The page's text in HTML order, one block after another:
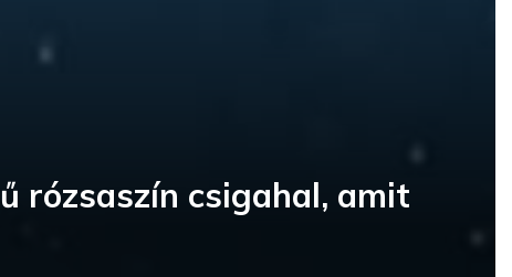
rózsaszín csigahal, amit